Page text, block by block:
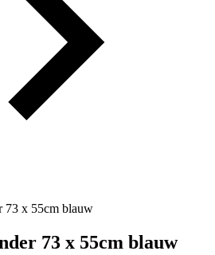
73 x 55cm blauw
73 x 55cm blauw